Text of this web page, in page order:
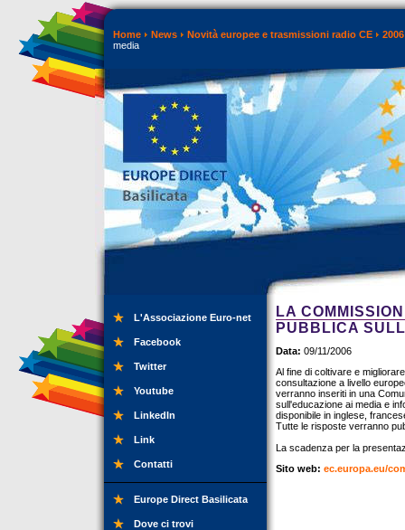
Home News Novità europee e trasmissioni radio CE
2006
media
L'Associazione Euro-net
Facebook
Twitter
Youtube
LinkedIn
Link
Contatti
Europe Direct Basilicata
Dove ci trovi
LA
PUBBLICA
Data: 09/11/2006
Al fine di coltivare e
consultazione a livello
verranno inseriti in una
sull'educazione ai media e
disponibile in inglese,
Tutte le risposte verranno
La scadenza per la
Sito web: ec.europa.eu/